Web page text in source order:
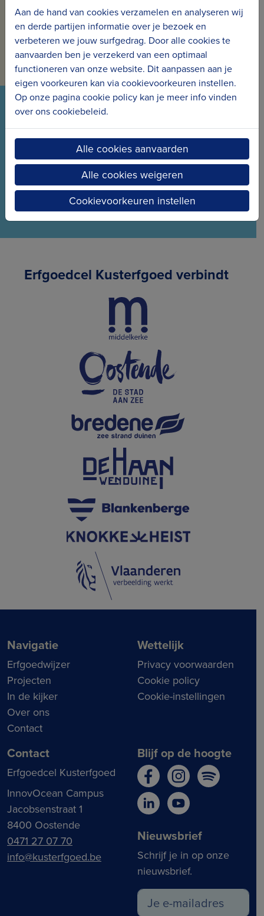
maandelijks nieuws en projecten in jouw mailbox.
Inschrijven voor de nieuwsbrief
VOLG ONS VIA ONZE SOCIALS
Wees meteen op de hoogte van het laatste nieuws
en de nieuwe projecten.
Erfgoedcel Kusterfgoed verbindt
Navigatie
Erfgoedwijzer
Projecten
In de kijker
Over ons
Contact
Wettelijk
Privacy voorwaarden
Cookie policy
Cookie-instellingen
Contact
Erfgoedcel Kusterfgoed
InnovOcean Campus
Jacobsenstraat 1
8400 Oostende
0471 27 07 70
info@kusterfgoed.be
Blijf op de hoogte
Nieuwsbrief
Schrijf je in op onze
nieuwsbrief.
Aan de hand van cookies verzamelen en analyseren wij
en derde partijen informatie over je bezoek en
verbeteren we jouw surfgedrag. Door alle cookies te
aanvaarden ben je verzekerd van een optimaal
functioneren van onze website. Dit aanpassen aan je
eigen voorkeuren kan via cookievoorkeuren instellen.
Op onze pagina cookie policy kan je meer info vinden
over ons cookiebeleid.
Alle cookies aanvaarden
Alle cookies weigeren
Cookievoorkeuren instellen